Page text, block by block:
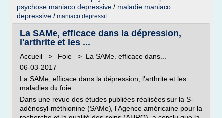
psychose maniaco depressive / maladie maniaco
depressive / maniaco depressif
La SAMe, efficace dans la dépression,
l'arthrite et les ...
Accueil > Foie > La SAMe, efficace dans...
06-03-2017
La SAMe, efficace dans la dépression, l'arthrite et les
maladies du foie
Dans une revue des études publiées réalisées sur la S-
adénosyl-méthionine (SAMe), l'Agence américaine pour la